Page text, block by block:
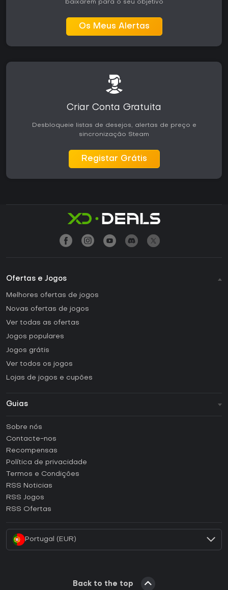
baixarem para o seu objetivo
Os Meus Alertas
Criar Conta Gratuita
Desbloqueie listas de desejos, alertas de preço e
sincronização Steam
Registar Grátis
Ofertas e Jogos
Melhores ofertas de jogos
Novas ofertas de jogos
Ver todas as ofertas
Jogos populares
Jogos grátis
Ver todos os jogos
Lojas de jogos e cupões
Guias
Como ativar uma CD Key Steam?
Como ativar uma CD Key Epic Games?
Como ativar uma CD Key GOG?
Como ativar uma CD Key Ubisoft Connect?
Sobre nós
Contacte-nos
Recompensas
Política de privacidade
Termos e Condições
RSS Noticias
RSS Jogos
RSS Ofertas
Portugal (EUR)
Back to the top